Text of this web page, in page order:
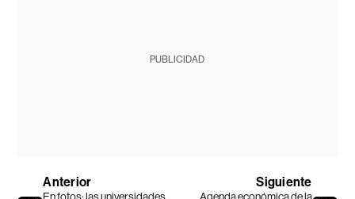
PUBLICIDAD
Anterior Siguiente